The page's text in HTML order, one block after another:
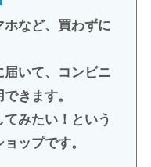
など、買わずに
いて、コンビニ
きます。
みたい！という
ップです。